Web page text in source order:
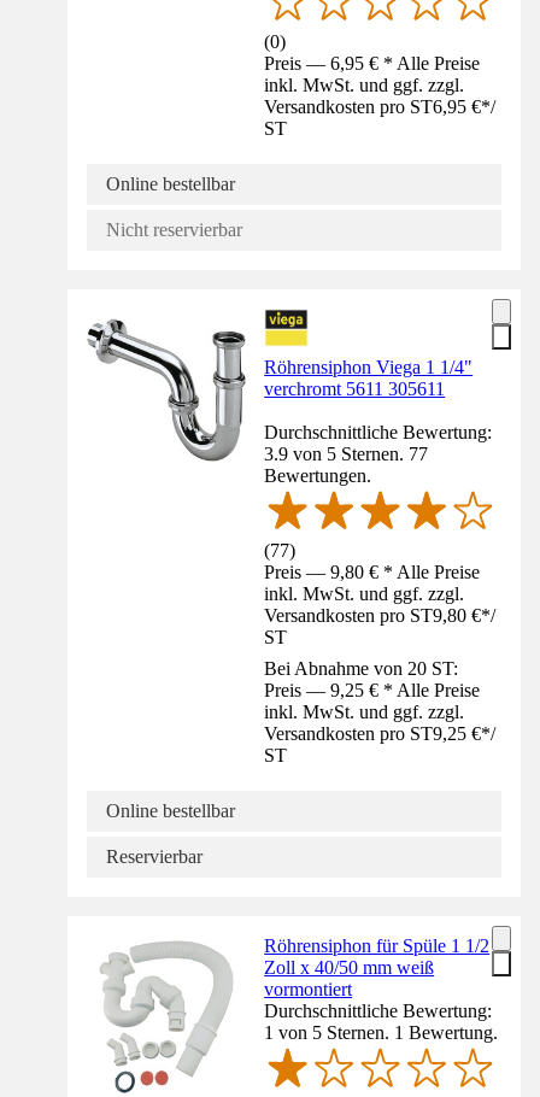
(0)
Preis — 6,95 € * Alle Preise
inkl. MwSt. und ggf. zzgl.
Versandkosten pro ST6,95 €*/
ST
Online bestellbar
Nicht reservierbar
Röhrensiphon Viega 1 1/4"
verchromt 5611 305611
Durchschnittliche Bewertung:
3.9 von 5 Sternen. 77
Bewertungen.
(77)
Preis — 9,80 € * Alle Preise
inkl. MwSt. und ggf. zzgl.
Versandkosten pro ST9,80 €*/
ST
Bei Abnahme von 20 ST:
Preis — 9,25 € * Alle Preise
inkl. MwSt. und ggf. zzgl.
Versandkosten pro ST9,25 €*/
ST
Online bestellbar
Reservierbar
Röhrensiphon für Spüle 1 1/2
Zoll x 40/50 mm weiß
vormontiert
Durchschnittliche Bewertung:
1 von 5 Sternen. 1 Bewertung.